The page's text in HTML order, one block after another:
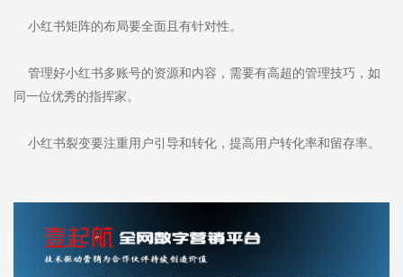
小红书矩阵的布局要全面且有针对性。
管理好小红书多账号的资源和内容，需要有高超的管理技巧，如
同一位优秀的指挥家。
小红书裂变要注重用户引导和转化，提高用户转化率和留存率。